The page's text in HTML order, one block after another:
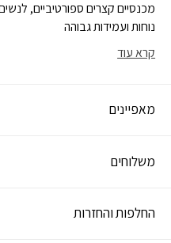
מכנסיים קצרים ספורטיביים,
נוחות ועמידות גבוהה
קרא עוד
מאפיינים
משלוחים
החלפות והחזרות